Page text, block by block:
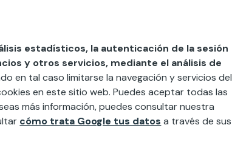
estadísticos, la autenticación de la sesión
y otros servicios, mediante el análisis de
en tal caso limitarse la navegación y servicios del
en este sitio web. Puedes aceptar todas las
más información, puedes consultar nuestra
cómo trata Google tus datos a través de sus